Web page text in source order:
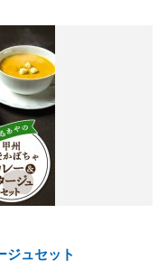
ジュセット